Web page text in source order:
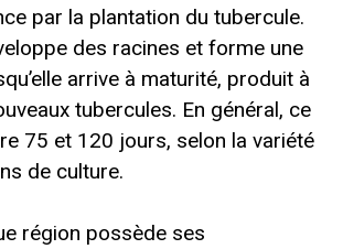
par la plantation du tubercule.
des racines et forme une
arrive à maturité, produit à
tubercules. En général, ce
75 et 120 jours, selon la variété
de culture.
région possède ses